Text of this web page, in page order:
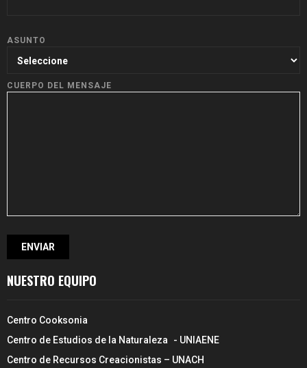
ASUNTO
CUERPO DEL MENSAJE
NUESTRO EQUIPO
Centro Cooksonia
Centro de Estudios de la Naturaleza - UNIAENE
Centro de Recursos Creacionistas – UNACH